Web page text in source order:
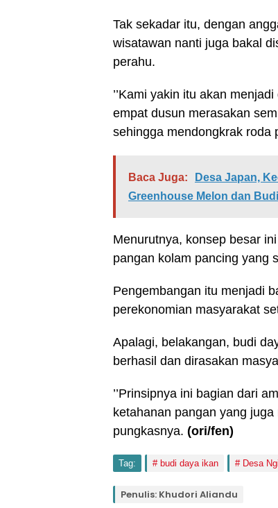
Tak sekadar itu, dengan
wisatawan nanti juga bakal
perahu.
’’Kami yakin itu akan
empat dusun merasakan
sehingga mendongkrak roda
Baca Juga:
Desa Japan,
Greenhouse Melon dan
Menurutnya, konsep besar
pangan kolam pancing yang
Pengembangan itu menjadi
perekonomian masyarakat
Apalagi, belakangan, budi
berhasil dan dirasakan
’’Prinsipnya ini bagian dari
ketahanan pangan yang juga
pungkasnya. (ori/fen)
Tag: budi daya ikan Desa
Penulis: Khudori Aliandu